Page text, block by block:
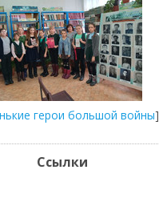
герои большой войны]
Ссылки